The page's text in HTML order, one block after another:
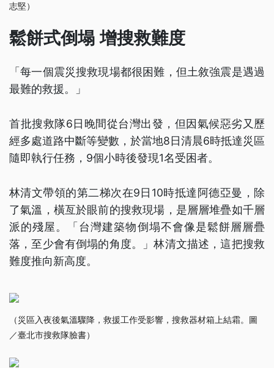
志堅）
鬆餅式倒塌 增搜救難度
「每一個震災搜救現場都很困難，但土敘強震是遇過
最難的救援。」
首批搜救隊6日晚間從台灣出發，但因氣候惡劣又歷
經多處道路中斷等變數，於當地8日清晨6時抵達災區
隨即執行任務，9個小時後發現1名受困者。
林清文帶領的第二梯次在9日10時抵達阿德亞曼，除
了氣溫，橫亙於眼前的搜救現場，是層層堆疊如千層
派的殘屋。「台灣建築物倒塌不會像是鬆餅層層疊
落，至少會有倒塌的角度。」林清文描述，這把搜救
難度推向新高度。
（災區入夜後氣溫驟降，救援工作受影響，搜救器材箱上結霜。圖
／臺北市搜救隊臉書）